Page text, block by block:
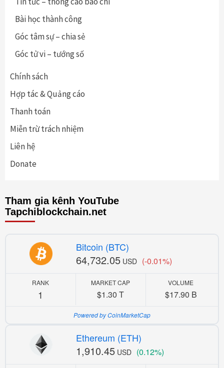
Bài học thành công
Góc tâm sự – chia sẻ
Góc tử vi – tướng số
Chính sách
Hợp tác & Quảng cáo
Thanh toán
Miễn trừ trách nhiệm
Liên hệ
Donate
Tham gia kênh YouTube
Tapchiblockchain.net
Bitcoin (BTC)
64,732.05 USD (-0.01%)
RANK
1
MARKET CAP
$1.30 T
VOLUME
$17.90 B
Powered by CoinMarketCap
Ethereum (ETH)
1,910.45 USD (0.12%)